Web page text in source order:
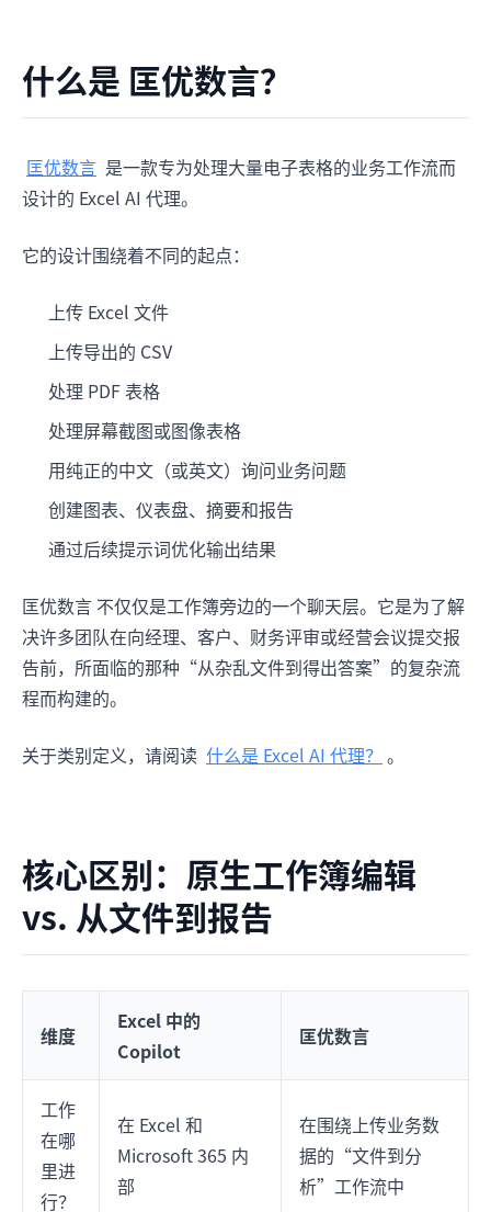
什么是 匡优数言？
匡优数言 是一款专为处理大量电子表格的业务工作流而
设计的 Excel AI 代理。
它的设计围绕着不同的起点：
上传 Excel 文件
上传导出的 CSV
处理 PDF 表格
处理屏幕截图或图像表格
用纯正的中文（或英文）询问业务问题
创建图表、仪表盘、摘要和报告
通过后续提示词优化输出结果
匡优数言 不仅仅是工作簿旁边的一个聊天层。它是为了解
决许多团队在向经理、客户、财务评审或经营会议提交报
告前，所面临的那种“从杂乱文件到得出答案”的复杂流
程而构建的。
关于类别定义，请阅读 什么是 Excel AI 代理？ 。
核心区别：原生工作簿编辑
vs. 从文件到报告
维度
Excel 中的
Copilot
匡优数言
工作
在哪
里进
行？
在 Excel 和
Microsoft 365 内
部
在围绕上传业务数
据的“文件到分
析”工作流中